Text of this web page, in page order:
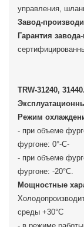
управления,
Завод-
Гарантия
TRW-31240,
Режим
- при объеме
фургоне: 0°-С-
- при объеме
фургоне: -20°С.
Мощностные
среды +30°С